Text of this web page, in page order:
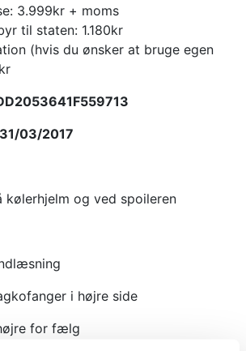
3.999kr + moms
til staten: 1.180kr
(hvis du ønsker at bruge egen
03/2017
kølerhjelm og ved spoileren
i højre side
for fælg